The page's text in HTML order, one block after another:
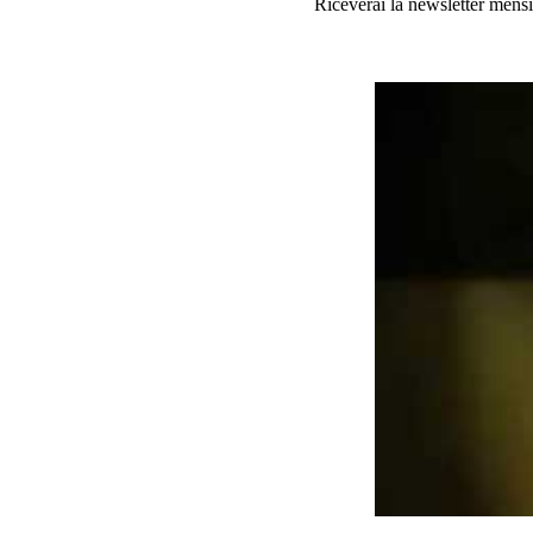
Riceverai la newsletter